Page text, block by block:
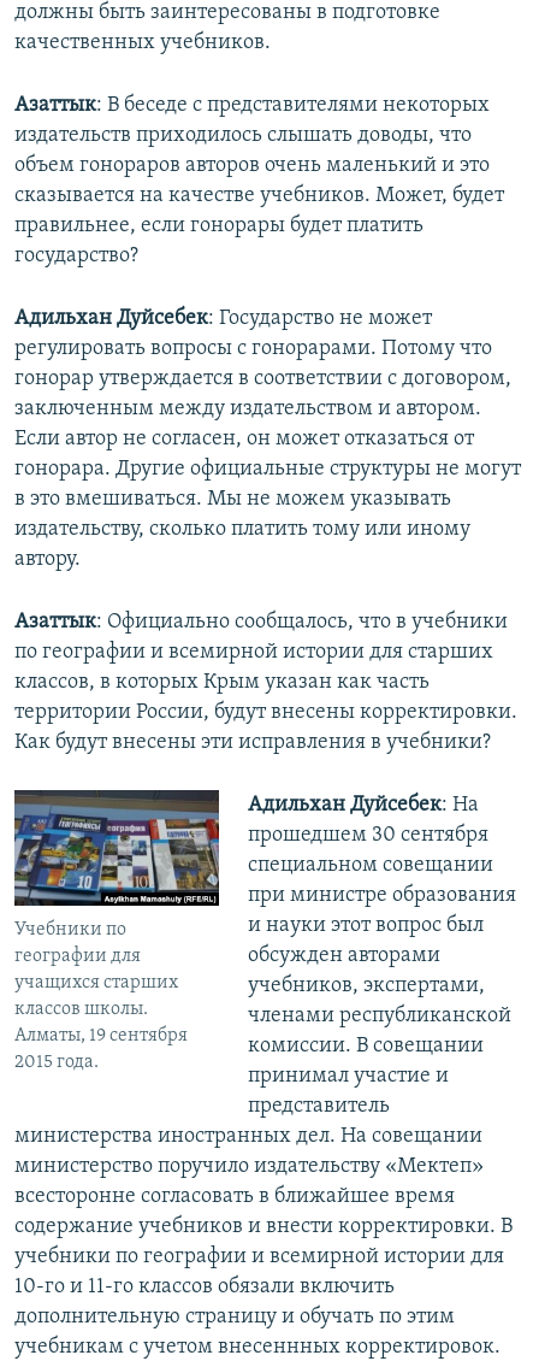
должны быть заинтересованы в подготовке
качественных учебников.
Азаттык: В беседе с представителями некоторых
издательств приходилось слышать доводы, что
объем гонораров авторов очень маленький и это
сказывается на качестве учебников. Может, будет
правильнее, если гонорары будет платить
государство?
Адильхан Дуйсебек: Государство не может
регулировать вопросы с гонорарами. Потому что
гонорар утверждается в соответствии с договором,
заключенным между издательством и автором.
Если автор не согласен, он может отказаться от
гонорара. Другие официальные структуры не могут
в это вмешиваться. Мы не можем указывать
издательству, сколько платить тому или иному
автору.
Азаттык: Официально сообщалось, что в учебники
по географии и всемирной истории для старших
классов, в которых Крым указан как часть
территории России, будут внесены корректировки.
Как будут внесены эти исправления в учебники?
Учебники по
географии для
учащихся старших
классов школы.
Алматы, 19 сентября
2015 года.
Адильхан Дуйсебек: На
прошедшем 30 сентября
специальном совещании
при министре образования
и науки этот вопрос был
обсужден авторами
учебников, экспертами,
членами республиканской
комиссии. В совещании
принимал участие и
представитель
министерства иностранных дел. На совещании
министерство поручило издательству «Мектеп»
всесторонне согласовать в ближайшее время
содержание учебников и внести корректировки. В
учебники по географии и всемирной истории для
10-го и 11-го классов обязали включить
дополнительную страницу и обучать по этим
учебникам с учетом внесеннных корректировок.